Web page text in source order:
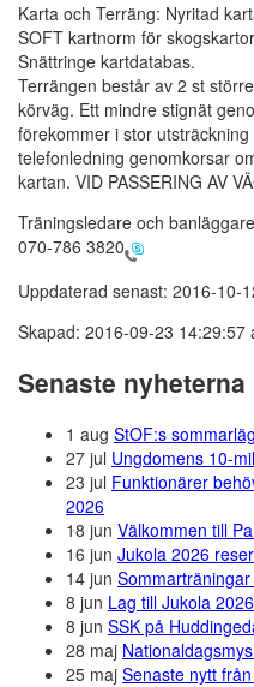
Karta och Terräng: Nyritad
SOFT kartnorm för
Snättringe kartdatabas.
Terrängen består av 2 st
körväg. Ett mindre stignät
förekommer i stor
telefonledning genomkorsar
kartan. VID PASSERING AV
Träningsledare och
070-786 3820
Uppdaterad senast: 2016-10-
Skapad: 2016-09-23 14:29:57
Senaste nyheterna
1 aug StOF:s
27 jul Ungdomens 10-
23 jul Funktionärer
2026
18 jun Välkommen till
16 jun Jukola 2026
14 jun
8 jun Lag till Jukola
8 jun SSK på
28 maj
25 maj Senaste nytt